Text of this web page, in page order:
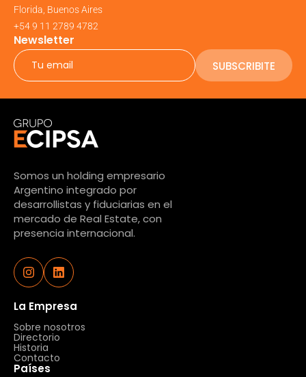
Florida, Buenos Aires
+54 9 11 2789 4782
Newsletter
SUBSCRIBITE
Somos un holding empresario
Argentino integrado por
desarrollistas y fiduciarias en el
mercado de Real Estate, con
presencia internacional.
La Empresa
Sobre nosotros
Directorio
Historia
Contacto
Países